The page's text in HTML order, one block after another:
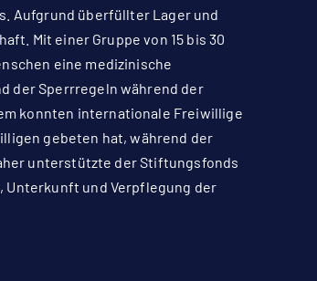
Aufgrund überfüllter Lager und
Mit einer Gruppe von 15 bis 30
eine medizinische
der Sperrregeln während der
konnten internationale Freiwillige
gebeten hat, während der
unterstützte der Stiftungsfonds
Unterkunft und Verpflegung der